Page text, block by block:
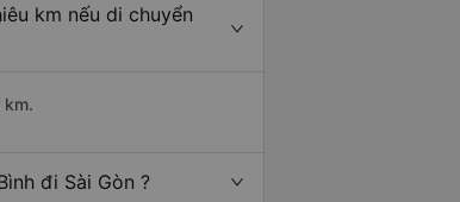
km nếu di chuyển
km.
đi Sài Gòn ?